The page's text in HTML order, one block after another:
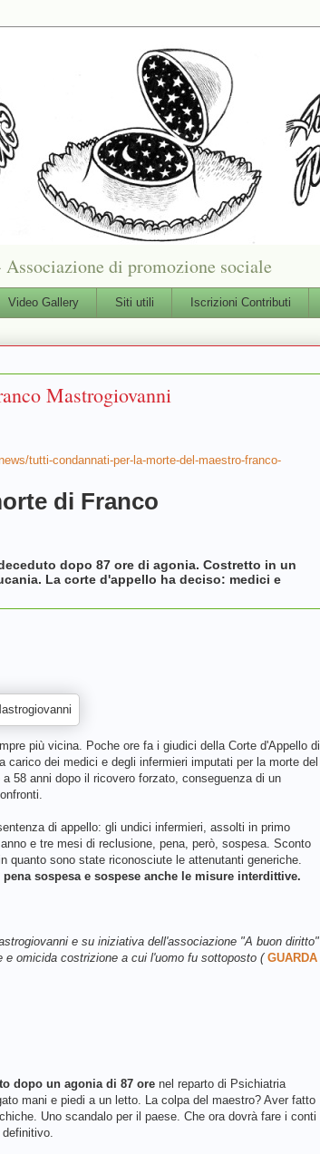
di promozione sociale
Video Gallery Siti utili Iscrizioni Contributi
Mastrogiovanni
tutti-condannati-per-la-morte-del-maestro-franco-
di Franco
dopo 87 ore di agonia. Costretto in un
La corte d'appello ha deciso: medici e
più vicina. Poche ore fa i giudici della Corte d'Appello di
dei medici e degli infermieri imputati per la morte del
58 anni dopo il ricovero forzato, conseguenza di un
di appello: gli undici infermieri, assolti in primo
e tre mesi di reclusione, pena, però, sospesa. Sconto
quanto sono state riconosciute le attenutanti generiche.
pena sospesa e sospese anche le misure interdittive.
e su iniziativa dell'associazione "A buon diritto"
omicida costrizione a cui l'uomo fu sottoposto ( GUARDA
dopo un agonia di 87 ore nel reparto di Psichiatria
mani e piedi a un letto. La colpa del maestro? Aver fatto
Uno scandalo per il paese. Che ora dovrà fare i conti